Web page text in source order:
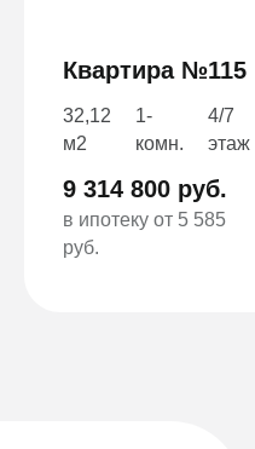
Квартира №115
32,12
м2
1-
комн.
4/7
этаж
9 314 800 руб.
в ипотеку от 5 585
руб.